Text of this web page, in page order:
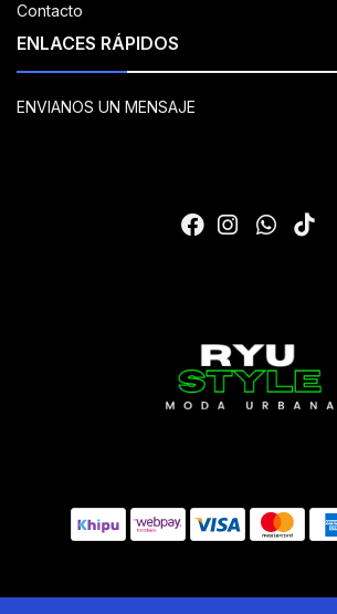
Contacto
ENLACES RÁPIDOS
ENVIANOS UN MENSAJE